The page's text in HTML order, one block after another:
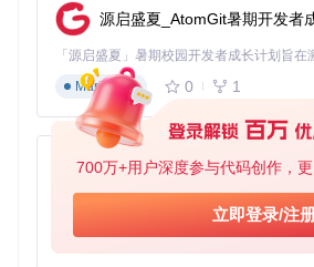
700万+用户深度参与代码创作，
立即登录/注
源启盛夏_AtomGit暑期开发者
Markdown
0 1
py-xiaozhi
Python
0 1